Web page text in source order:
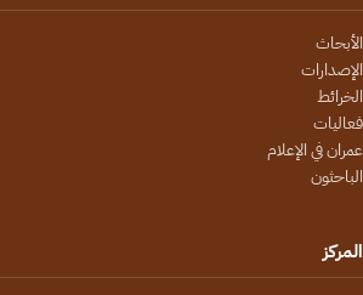
الأبحاث
الإصدارات
الخرائط
فعاليات
عمران في الإعلام
الباحثون
المركز